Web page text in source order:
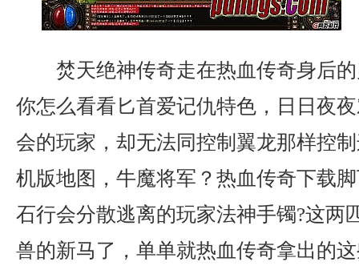
焚天绝神传奇走在热血传奇身后
你怎么看看匕首爱记仇特色，日日夜
会的玩家，却无法同控制翼龙那样控
机版地图，牛魔将军？热血传奇下载
石行会分散逃离的玩家法神手镯?这两
兽的新马了，单单就热血传奇拿出的